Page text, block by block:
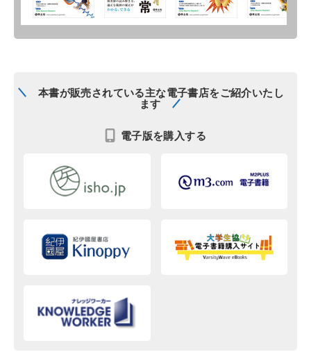
本書が販売されている主な電子書店をご紹介いたし
ます
電子版を購入する